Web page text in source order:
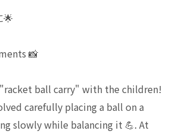
🌟
📸
ball carry" with the children!
carefully placing a ball on a
slowly while balancing it 💪. At